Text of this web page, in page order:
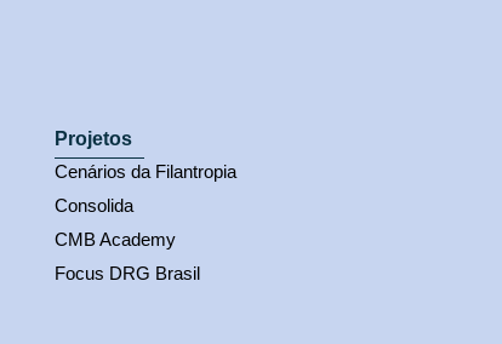
Projetos
Cenários da Filantropia
Consolida
CMB Academy
Focus DRG Brasil